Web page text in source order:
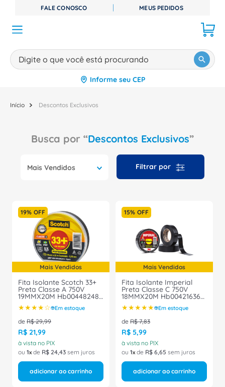
FALE CONOSCO MEUS PEDIDOS
Digite o que você está procurando
Informe seu CEP
Descontos Exclusivos
Descontos Exclusivos
Mais Vendidos
Mais Vendidos
19% OFF
Fita Isolante Scotch 33+
Preta Classe A 750V
19MMX20M Hb004482483
3M
★★★★☆ Em estoque
de R$ 29,99
R$ 21,99
à vista no PIX
ou 1 de R$ 24,43 sem juros
adicionar ao carrinho
Mais Vendidos
15% OFF
Fita Isolante Imperial
Preta Classe C 750V
18MMX20M Hb004216360
3M
★★★★★ Em estoque
de R$ 7,83
R$ 5,99
à vista no PIX
ou 1 de R$ 6,65 sem juros
adicionar ao carrinho
TERMOS MAIS BUSCADOS
1 disjuntor
3º cabo
5º
7º
º fita isolante
9º caixa passagem
10º disjuntor motor